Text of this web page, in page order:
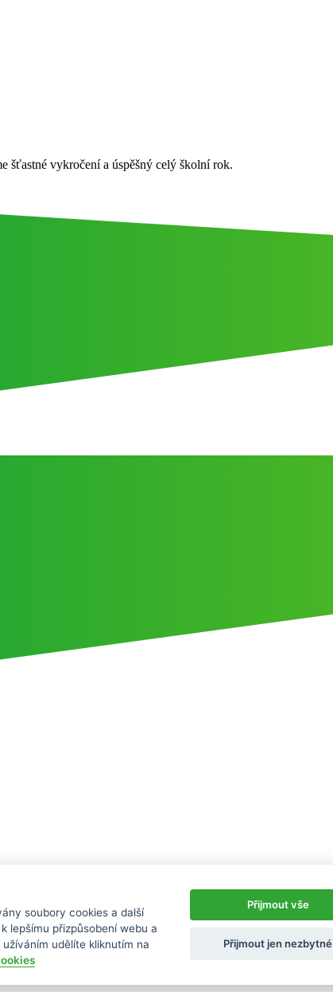
šťastné vykročení a úspěšný celý školní rok.
soubory cookies a další
lepšímu přizpůsobení webu a
udělíte kliknutím na
Přijmout vše
Přijmout jen nezbytné